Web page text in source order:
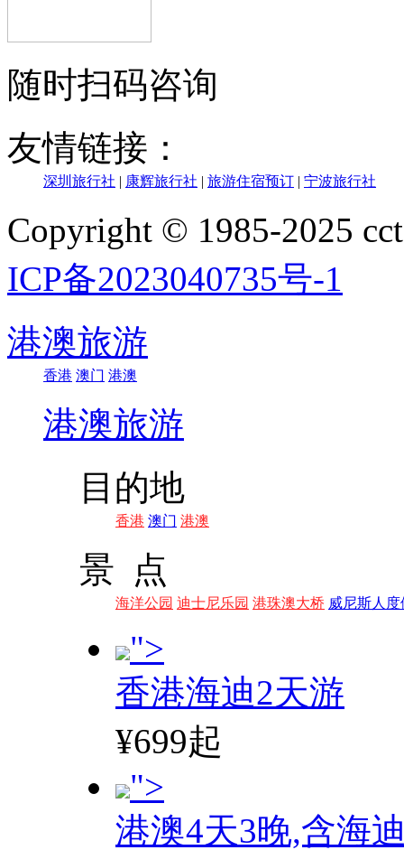
随时扫码咨询
友情链接：
深圳旅行社 | 康辉旅行社 | 旅游住宿预订 | 宁波旅行社
Copyright © 1985-2025
ICP备2023040735号-1
港澳旅游
香港 澳门 港澳
港澳旅游
目的地
香港 澳门 港澳
景 点
海洋公园 迪士尼乐园 港珠澳大桥 威尼斯人度
">
香港海迪2天游
¥699起
">
港澳4天3晚,含海